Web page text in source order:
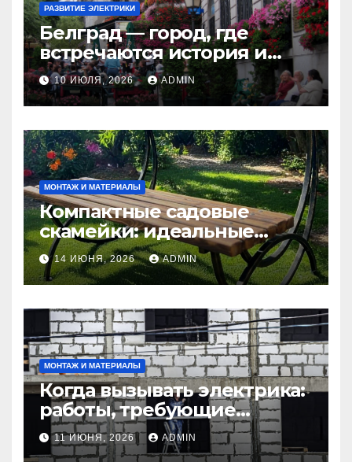
РАЗВИТИЕ ЭЛЕКТРИКИ
Белград — город, где
встречаются история и
современность
10 ИЮЛЯ, 2026 ADMIN
МОНТАЖ И МАТЕРИАЛЫ
Компактные садовые
скамейки: идеальные
решения Madmetal.ru для
маленьких участков
14 ИЮНЯ, 2026 ADMIN
МОНТАЖ И МАТЕРИАЛЫ
Когда вызывать электрика:
работы, требующие
профессионала Электрик
круглосуточно
11 ИЮНЯ, 2026 ADMIN